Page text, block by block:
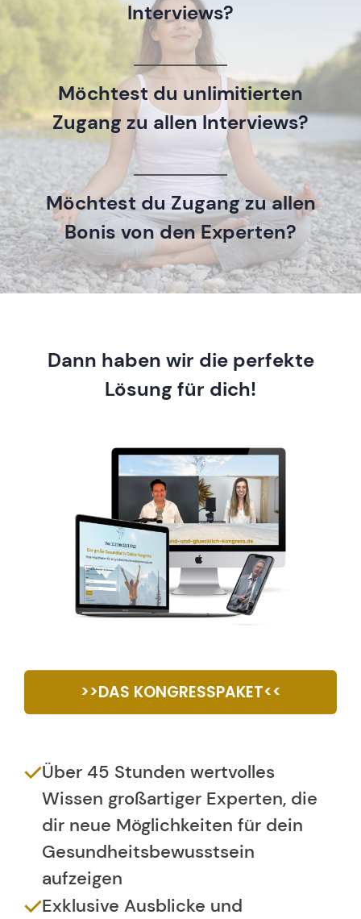
Interviews?
Möchtest du unlimitierten
Zugang zu allen Interviews?
Möchtest du Zugang zu allen
Bonis von den Experten?
Dann haben wir die perfekte
Lösung für dich!
>>DAS KONGRESSPAKET<<
Über 45 Stunden wertvolles
Wissen großartiger Experten, die
dir neue Möglichkeiten für dein
Gesundheitsbewusstsein
aufzeigen
Exklusive Ausblicke und